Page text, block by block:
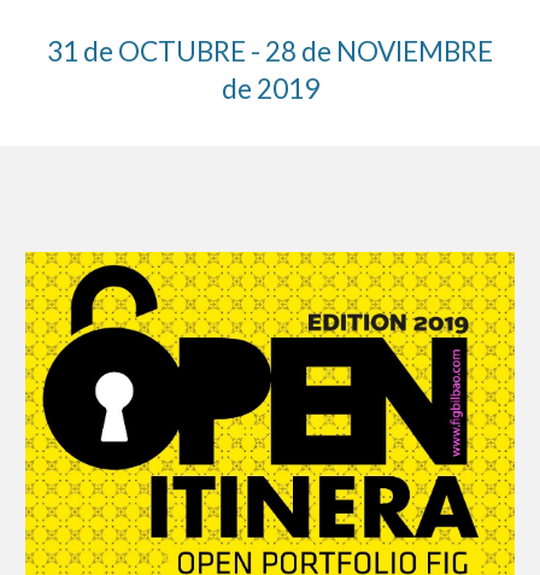
31 de OCTUBRE - 28 de NOVIEMBRE
de 2019